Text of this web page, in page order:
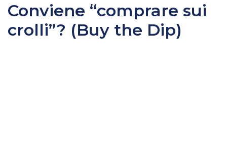
Conviene “comprare sui
crolli”? (Buy the Dip)